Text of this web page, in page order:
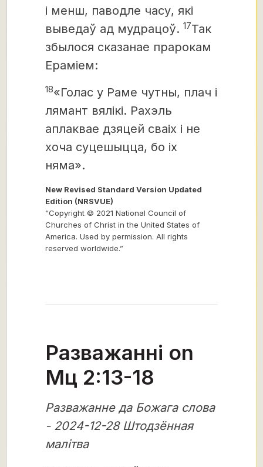
і менш, паводле часу, які
выведаў ад мудрацоў. 17Так
збылося сказанае прарокам
Ераміем:
18«Голас у Раме чутны, плач і
лямант вялікі. Рахэль
аплаквае дзяцей сваіх і не
хоча суцешыцца, бо іх
няма».
New Revised Standard Version Updated
Edition (NRSVUE)
“Copyright © 2021 National Council of
Churches of Christ in the United States of
America. Used by permission. All rights
reserved worldwide.”
Разважанні on
Мц 2:13-18
Разважанне да Божага слова
- 2024-12-28 Штодзённая
малітва